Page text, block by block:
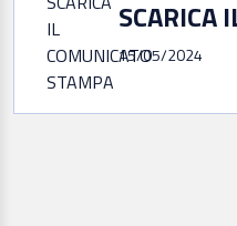
15/05/2024